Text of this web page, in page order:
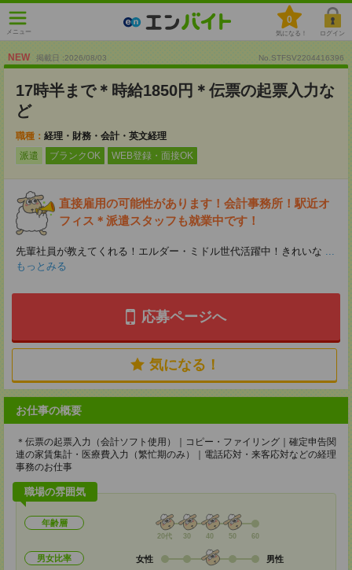
メニュー
0
気になる！ ログイン
NEW 掲載日 :2026/08/03 No.STFSV2204416396
17時半まで＊時給1850円＊伝票の起票入力な
ど
職種： 経理・財務・会計・英文経理
派遣
ブランクOK WEB登録・面接OK
直接雇用の可能性があります！会計事務所！駅近オ
フィス＊派遣スタッフも就業中です！
先輩社員が教えてくれる！エルダー・ミドル世代活躍中！きれいな ...
もっとみる
応募ページへ
気になる！
お仕事の概要
＊伝票の起票入力（会計ソフト使用）｜コピー・ファイリング｜確定申告関
連の家賃集計・医療費入力（繁忙期のみ）｜電話応対・来客応対などの経理
事務のお仕事
職場の雰囲気
年齢層
20代 30 40 50 60
男女比率 女性 男性